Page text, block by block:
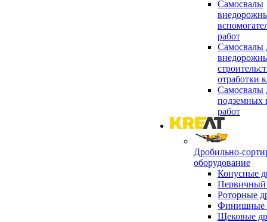
Самосвалы
работ
Самосвалы
отработки
Самосвалы
подземных
работ
Дробильно-
оборудование
Конусные
Первичный
Роторные
Финишные
Щековые